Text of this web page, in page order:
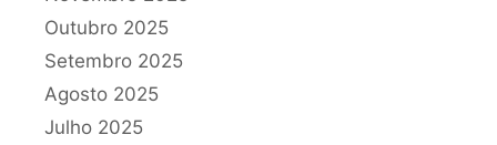
Outubro 2025
Setembro 2025
Agosto 2025
Julho 2025